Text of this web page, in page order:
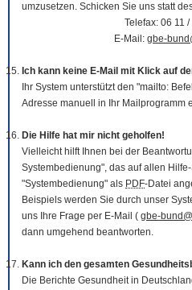
umzusetzen. Schicken Sie uns statt
Telefax: 06 11
E-Mail: gbe-
Ich kann keine E-Mail mit Klick auf
Ihr System unterstützt den "mailto:
Adresse manuell in Ihr Mailprogramm
Die Hilfe hat mir nicht geholfen!
Vielleicht hilft Ihnen bei der
Systembedienung", das auf allen
"Systembedienung" als PDF-Datei
Beispiels werden Sie durch unser
uns Ihre Frage per E-Mail ( gbe-
dann umgehend beantworten.
Kann ich den gesamten
Die Berichte Gesundheit in